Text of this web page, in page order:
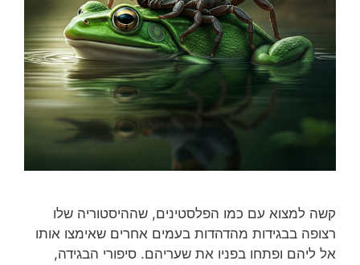
קשה למצוא עם כמו הפלסטינים, שההיסטוריה שלו
רצופה בבגידות מהדהדות בעמים אחרים שאימצו אותו
אל ליהם ופתחו בפניו את שעריהם. סיפורי הבגידה,